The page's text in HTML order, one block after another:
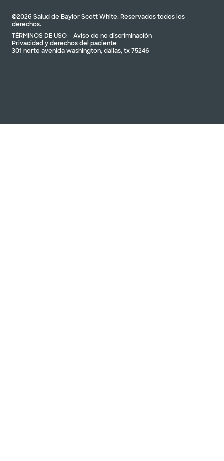
©2026 Salud de Baylor Scott White. Reservados todos los
derechos.
TÉRMINOS DE USO
Aviso de no discriminación
Privacidad y derechos del paciente
301 norte avenida washington, dallas, tx 75246